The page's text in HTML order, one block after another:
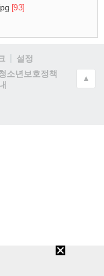
[93]
설정
소년보호정책
▲